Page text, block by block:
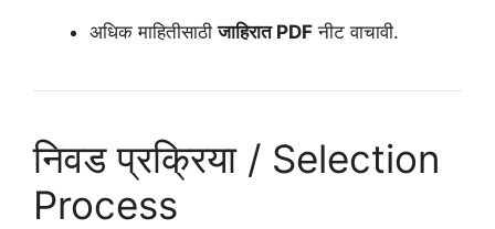
अधिक माहितीसाठीजाहिरात PDF नीट वाचावी.
निवड प्रक्रिया / Selection
Process